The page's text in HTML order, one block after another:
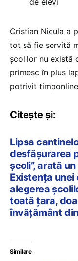
Cristian Nicula a
tot să fie servită
școlilor nu există
primesc în plus
potrivit
Citește și:
Lipsa
desfășurarea
școli”, arată
Existența
alegerea
toată țara,
învățământ
Similare